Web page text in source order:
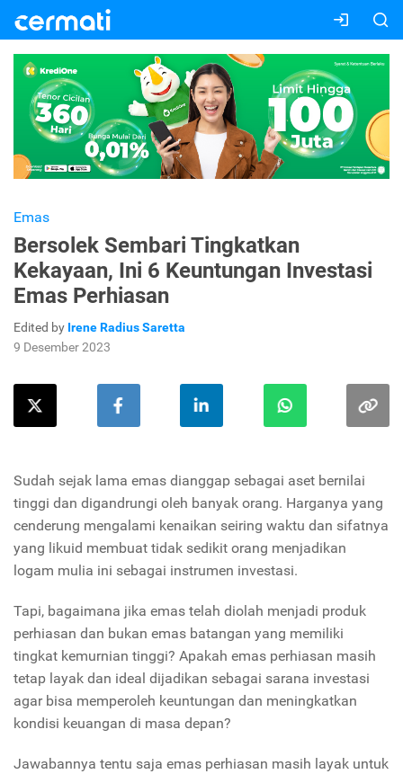
Emas
Bersolek Sembari Tingkatkan
Kekayaan, Ini 6 Keuntungan Investasi
Emas Perhiasan
Edited by Irene Radius Saretta
9 Desember 2023
Sudah sejak lama emas dianggap sebagai aset bernilai
tinggi dan digandrungi oleh banyak orang. Harganya yang
cenderung mengalami kenaikan seiring waktu dan sifatnya
yang likuid membuat tidak sedikit orang menjadikan
logam mulia ini sebagai instrumen investasi.
Tapi, bagaimana jika emas telah diolah menjadi produk
perhiasan dan bukan emas batangan yang memiliki
tingkat kemurnian tinggi? Apakah emas perhiasan masih
tetap layak dan ideal dijadikan sebagai sarana investasi
agar bisa memperoleh keuntungan dan meningkatkan
kondisi keuangan di masa depan?
Jawabannya tentu saja emas perhiasan masih layak untuk